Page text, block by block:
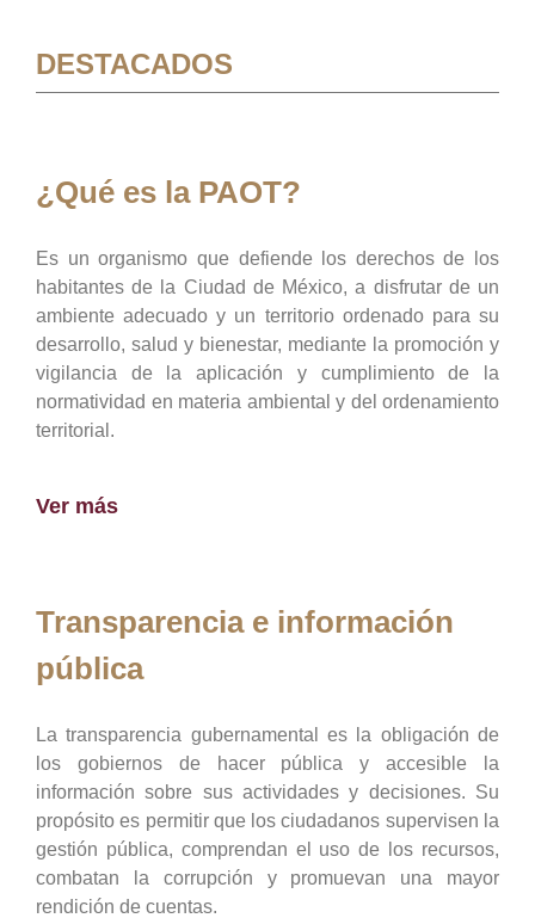
DESTACADOS
¿Qué es la PAOT?
Es un organismo que defiende los derechos de los
habitantes de la Ciudad de México, a disfrutar de un
ambiente adecuado y un territorio ordenado para su
desarrollo, salud y bienestar, mediante la promoción y
vigilancia de la aplicación y cumplimiento de la
normatividad en materia ambiental y del ordenamiento
territorial.
Ver más
Transparencia e información
pública
La transparencia gubernamental es la obligación de
los gobiernos de hacer pública y accesible la
información sobre sus actividades y decisiones. Su
propósito es permitir que los ciudadanos supervisen la
gestión pública, comprendan el uso de los recursos,
combatan la corrupción y promuevan una mayor
rendición de cuentas.